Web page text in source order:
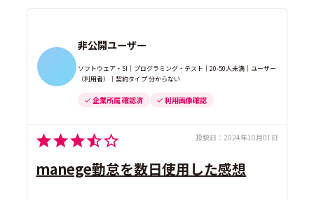
非公開ユーザー
ソフトウェア・SI｜プログラミング・テスト｜20-50人未満｜ユーザー
（利用者）｜契約タイプ 分からない
企業所属 確認済 利用画像確認
投稿日： 2024年10月01日
manege勤怠を数日使用した感想